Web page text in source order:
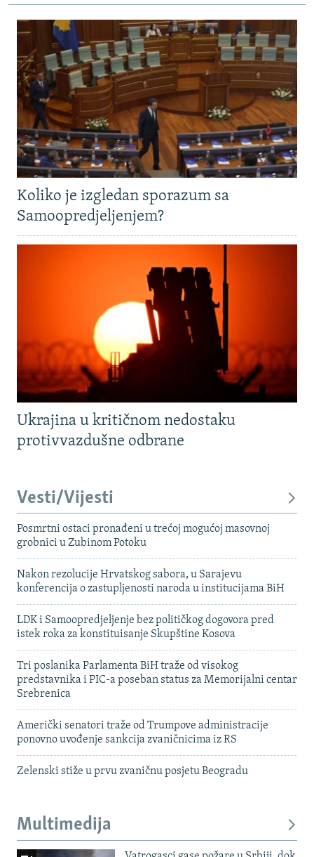
Koliko je izgledan sporazum sa
Samoopredjeljenjem?
Ukrajina u kritičnom nedostaku
protivvazdušne odbrane
Vesti/Vijesti
Posmrtni ostaci pronađeni u trećoj mogućoj masovnoj
grobnici u Zubinom Potoku
Nakon rezolucije Hrvatskog sabora, u Sarajevu
konferencija o zastupljenosti naroda u institucijama BiH
LDK i Samoopredjeljenje bez političkog dogovora pred
istek roka za konstituisanje Skupštine Kosova
Tri poslanika Parlamenta BiH traže od visokog
predstavnika i PIC-a poseban status za Memorijalni centar
Srebrenica
Američki senatori traže od Trumpove administracije
ponovno uvođenje sankcija zvaničnicima iz RS
Zelenski stiže u prvu zvaničnu posjetu Beogradu
Multimedija